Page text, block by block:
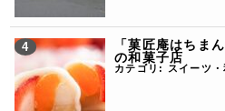
「菓匠庵はちま
の和菓子店
カテゴリ: スイーツ